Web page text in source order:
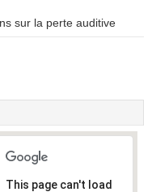
sur la perte auditive
This page can't load